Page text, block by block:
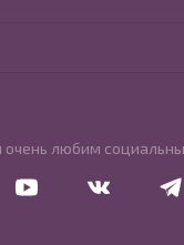
любим
Перейти в